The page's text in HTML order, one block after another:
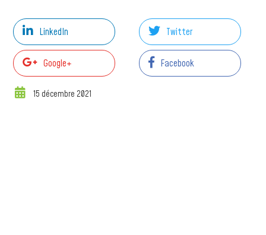
LinkedIn Twitter
Google+ Facebook
15 décembre 2021